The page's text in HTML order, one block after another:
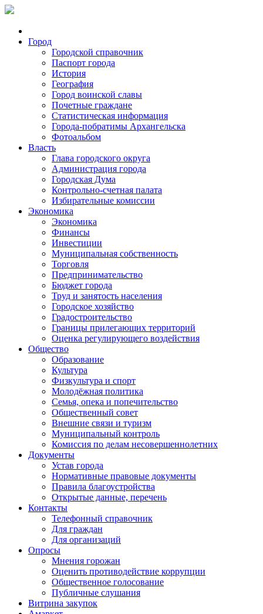
Город
Городской справочник
Паспорт города
История
География
Город воинской славы
Почетные граждане
Статистическая информация
Города-побратимы Архангельска
Фотоальбом
Власть
Глава городского округа
Администрация города
Городская Дума
Контрольно-счетная палата
Избирательные комиссии
Экономика
Экономика
Финансы
Инвестиции
Муниципальная собственность
Торговля
Предпринимательство
Бюджет города
Труд и занятость населения
Городское хозяйство
Градостроительство
Границы прилегающих территорий
Оценка регулирующего воздействия
Общество
Образование
Культура
Физкультура и спорт
Молодёжная политика
Семья, опека и попечительство
Общественный совет
Внешние связи и туризм
Муниципальный контроль
Комиссия по делам несовершеннолетних
Документы
Устав города
Нормативные правовые документы
Правила благоустройства
Открытые данные, перечень
Контакты
Телефонный справочник
Для граждан
Для организаций
Опросы
Мнения горожан
Оценить противодействие коррупции
Общественное голосование
Публичные слушания
Витрина закупок